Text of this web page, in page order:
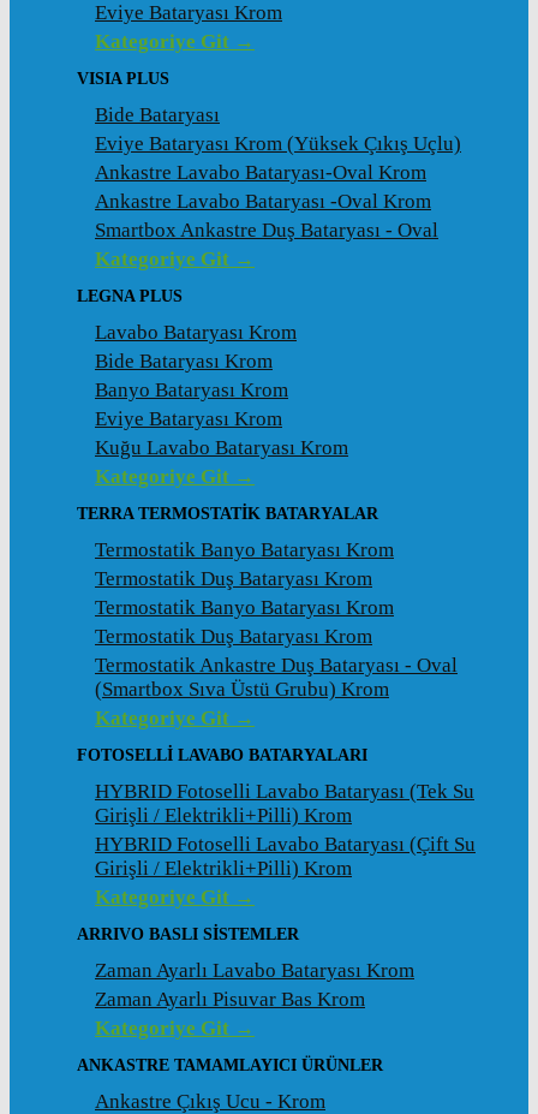
Eviye Bataryası Krom
Kategoriye Git →
VISIA PLUS
Bide Bataryası
Eviye Bataryası Krom (Yüksek Çıkış Uçlu)
Ankastre Lavabo Bataryası-Oval Krom
Ankastre Lavabo Bataryası -Oval Krom
Smartbox Ankastre Duş Bataryası - Oval
Kategoriye Git →
LEGNA PLUS
Lavabo Bataryası Krom
Bide Bataryası Krom
Banyo Bataryası Krom
Eviye Bataryası Krom
Kuğu Lavabo Bataryası Krom
Kategoriye Git →
TERRA TERMOSTATİK BATARYALAR
Termostatik Banyo Bataryası Krom
Termostatik Duş Bataryası Krom
Termostatik Banyo Bataryası Krom
Termostatik Duş Bataryası Krom
Termostatik Ankastre Duş Bataryası - Oval
(Smartbox Sıva Üstü Grubu) Krom
Kategoriye Git →
FOTOSELLİ LAVABO BATARYALARI
HYBRID Fotoselli Lavabo Bataryası (Tek Su
Girişli / Elektrikli+Pilli) Krom
HYBRID Fotoselli Lavabo Bataryası (Çift Su
Girişli / Elektrikli+Pilli) Krom
Kategoriye Git →
ARRIVO BASLI SİSTEMLER
Zaman Ayarlı Lavabo Bataryası Krom
Zaman Ayarlı Pisuvar Bas Krom
Kategoriye Git →
ANKASTRE TAMAMLAYICI ÜRÜNLER
Ankastre Çıkış Ucu - Krom